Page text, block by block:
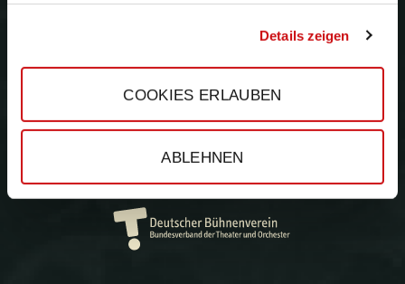
Details zeigen
COOKIES ERLAUBEN
ABLEHNEN
s
e